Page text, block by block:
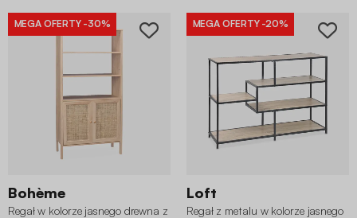
MEGA OFERTY -30%
Bohème
Regał w kolorze jasnego drewna z
MEGA OFERTY -20%
Loft
Regał z metalu w kolorze jasnego